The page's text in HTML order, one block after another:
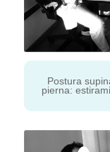
Postura
pierna: